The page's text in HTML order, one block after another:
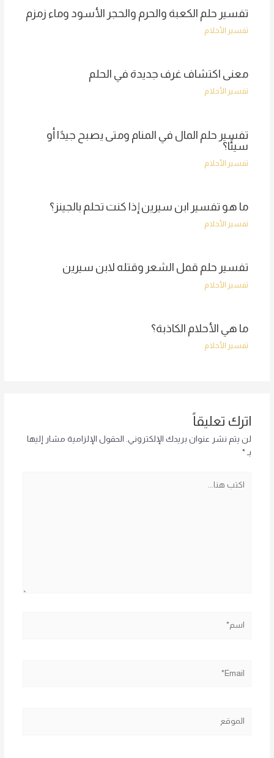
تفسير حلم الكعبة والحرم والحجر الأسود وماء زمزم
تفسير الأحلام
معنى اكتشاف غرف جديدة في الحلم
تفسير الأحلام
تفسير حلم المال في المنام ومتى يصبح جيدًا أو
سيئًا؟
تفسير الأحلام
ما هو تفسير ابن سيرين إذا كنت تحلم بالجينز؟
تفسير الأحلام
تفسير حلم قمل الشعر وقتله لابن سيرين
تفسير الأحلام
ما هي الأحلام الكاذبة؟
تفسير الأحلام
اترك تعليقاً
لن يتم نشر عنوان بريدك الإلكتروني. الحقول الإلزامية مشار إليها
بـ *